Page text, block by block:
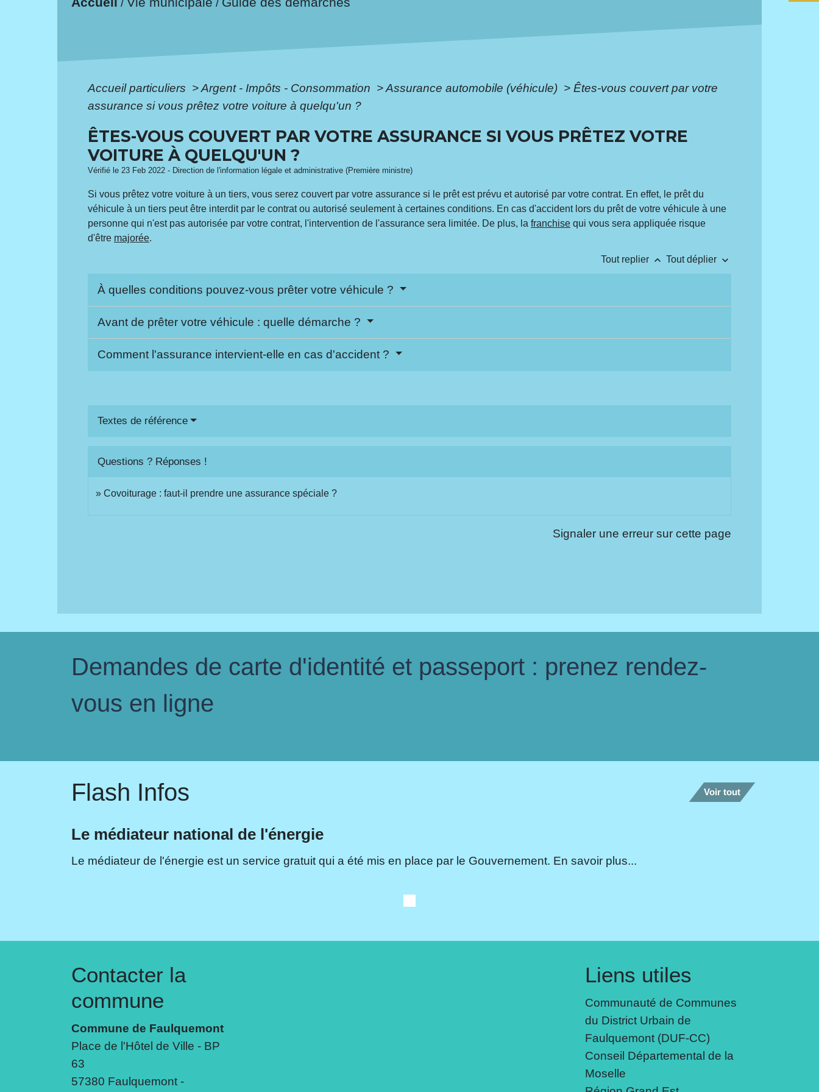
/ /
Accueil particuliers >Argent - Impôts - Consommation >Assurance automobile (véhicule) > Êtes-vous couvert par votre
assurance si vous prêtez votre voiture à quelqu'un ?
ÊTES-VOUS COUVERT PAR VOTRE ASSURANCE SI VOUS PRÊTEZ VOTRE
VOITURE À QUELQU'UN ?
Vérifié le 23 Feb 2022 - Direction de l'information légale et administrative (Première ministre)
Si vous prêtez votre voiture à un tiers, vous serez couvert par votre assurance si le prêt est prévu et autorisé par votre contrat. En effet, le prêt du
véhicule à un tiers peut être interdit par le contrat ou autorisé seulement à certaines conditions. En cas d'accident lors du prêt de votre véhicule à une
personne qui n'est pas autorisée par votre contrat, l'intervention de l'assurance sera limitée. De plus, lafranchise qui vous sera appliquée risque
d'être majorée.
Tout replier keyboard_arrow_up Tout déplier keyboard_arrow_down
À quelles conditions pouvez-vous prêter votre véhicule ?
Avant de prêter votre véhicule : quelle démarche ?
Comment l'assurance intervient-elle en cas d'accident ?
Textes de référence
Questions ? Réponses !
Covoiturage : faut-il prendre une assurance spéciale ?
Signaler une erreur sur cette page
Demandes de carte d'identité et passeport : prenez rendez-
vous en ligne
Flash Infos Voir tout
Le médiateur national de l'énergie
Le médiateur de l'énergie est un service gratuit qui a été mis en place par le Gouvernement. En savoir plus...
Contacter la
commune
Commune de Faulquemont
Place de l'Hôtel de Ville - BP
63
57380 Faulquemont -
Liens utiles
Communauté de Communes
du District Urbain de
Faulquemont (DUF-CC)
Conseil Départemental de la
Moselle